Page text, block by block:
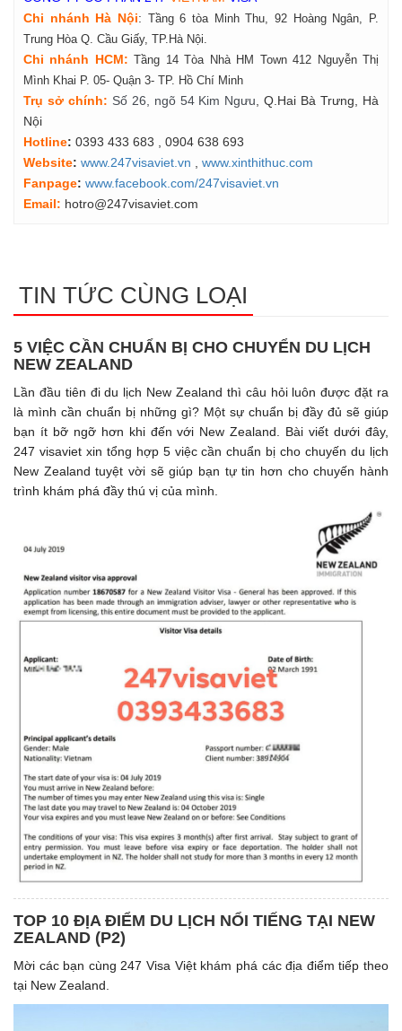
Chi nhánh Hà Nội: Tầng 6 tòa Minh Thu, 92 Hoàng Ngân, P.
Trung Hòa Q. Cầu Giấy, TP.Hà Nội.
Chi nhánh HCM: Tầng 14 Tòa Nhà HM Town 412 Nguyễn Thị
Mình Khai P. 05- Quận 3- TP. Hồ Chí Minh
Trụ sở chính: Số 26, ngõ 54 Kim Ngưu , Q.Hai Bà Trưng, Hà
Nội
Hotline: 0393 433 683 , 0904 638 693
Website: www.247visaviet.vn
www.xinthithuc.com
Fanpage: www.facebook.com/247visaviet.vn
Email: hotro@247visaviet.com
TIN TỨC CÙNG LOẠI
5 VIỆC CẦN CHUẨN BỊ CHO CHUYỂN DU LỊCH
NEW ZEALAND
Lần đầu tiên đi du lịch New Zealand thì câu hỏi luôn được đặt ra
là mình cần chuẩn bị những gì? Một sự chuẩn bị đầy đủ sẽ giúp
bạn ít bỡ ngỡ hơn khi đến với New Zealand. Bài viết dưới đây,
247 visaviet xin tổng hợp 5 việc cần chuẩn bị cho chuyến du lịch
New Zealand tuyệt vời sẽ giúp bạn tự tin hơn cho chuyến hành
trình khám phá đầy thú vị của mình.
TOP 10 ĐỊA ĐIỂM DU LỊCH NỔI TIẾNG TẠI NEW
ZEALAND (P2)
Mời các bạn cùng 247 Visa Việt khám phá các địa điểm tiếp theo
tại New Zealand.